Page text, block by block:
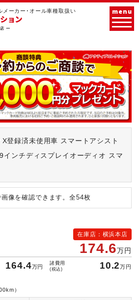
メーカー･オール車種取扱い menu
X登録済未使用車 スマートアシスト
インチディスプレイオーディオ スマ
画像を確認できます。全54枚
在庫店：横浜本店
174.6万円
164.4万円
諸費用
(税込) 10.2万円
）